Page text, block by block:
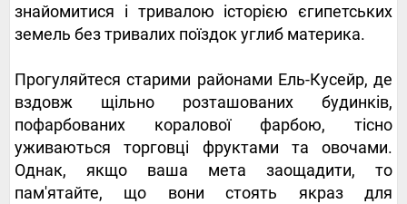
знайомитися і тривалою історією єгипетських
земель без тривалих поїздок углиб материка.
Прогуляйтеся старими районами Ель-Кусейр, де
вздовж щільно розташованих будинків,
пофарбованих коралової фарбою, тісно
уживаються торговці фруктами та овочами.
Однак, якщо ваша мета заощадити, то
пам'ятайте, що вони стоять якраз для